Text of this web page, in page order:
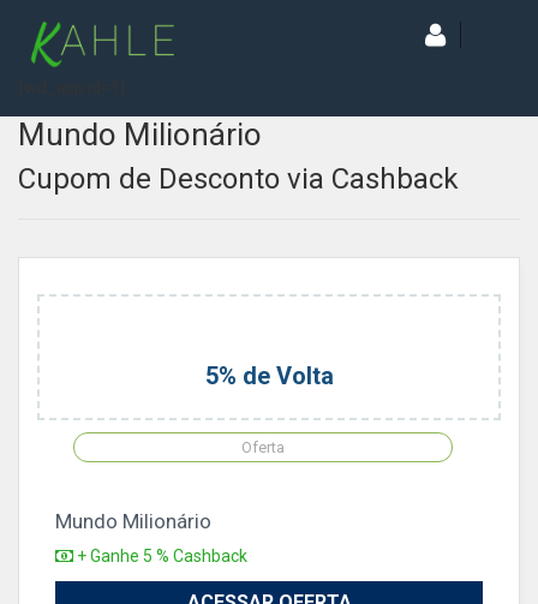
Mundo Milionário
Cupom de Desconto via Cashback
5% de Volta
Oferta
Mundo Milionário
+ Ganhe 5 % Cashback